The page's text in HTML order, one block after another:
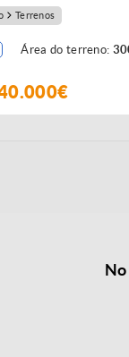
Terrenos
Área do terreno:
No